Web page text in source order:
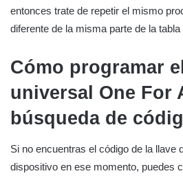
entonces trate de repetir el mismo
diferente de la misma parte de la
Cómo programar
universal One For
búsqueda de
Si no encuentras el código de la llave
dispositivo en ese momento, puedes